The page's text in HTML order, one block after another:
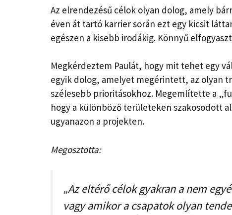
Az elrendezésű célok olyan dolog, amely
éven át tartó karrier során ezt egy kicsit
egészen a kisebb irodákig. Könnyű
Megkérdeztem Paulát, hogy mit tehet egy
egyik dolog, amelyet megérintett, az olyan
szélesebb prioritásokhoz. Megemlítette a
hogy a különböző területeken szakosodott
ugyanazon a projekten.
Megosztotta:
„Az eltérő célok gyakran a nem
vagy amikor a csapatok olyan